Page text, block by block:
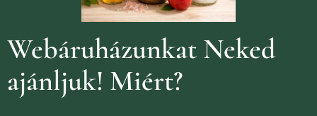
Webáruházunkat Neked
ajánljuk! Miért?